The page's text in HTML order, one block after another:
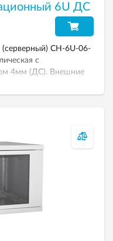
6U ДС
СН-6U-06-
с
4мм (ДС). Внешние